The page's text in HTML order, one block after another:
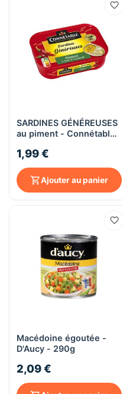
SARDINES GÉNÉREUSES
au piment - Connétable -
1,99 €
Ajouter au panier
Macédoine égoutée -
D'Aucy - 290g
2,09 €